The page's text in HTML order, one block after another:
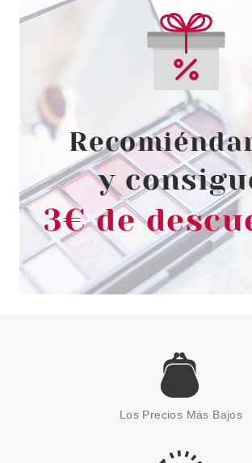
BONACURE
BONACURE REPAIR RESCUE
CHAMPÚ 250 ML + SPRAY
CONDITIONER 100 ML SET
desde
4.90€
EUGENE PERMA
EUGENE PERMA ESSENTIEL
KERATINE GLOW MASCARILLA
150ML
3.20€
Los Precios Más Bajos